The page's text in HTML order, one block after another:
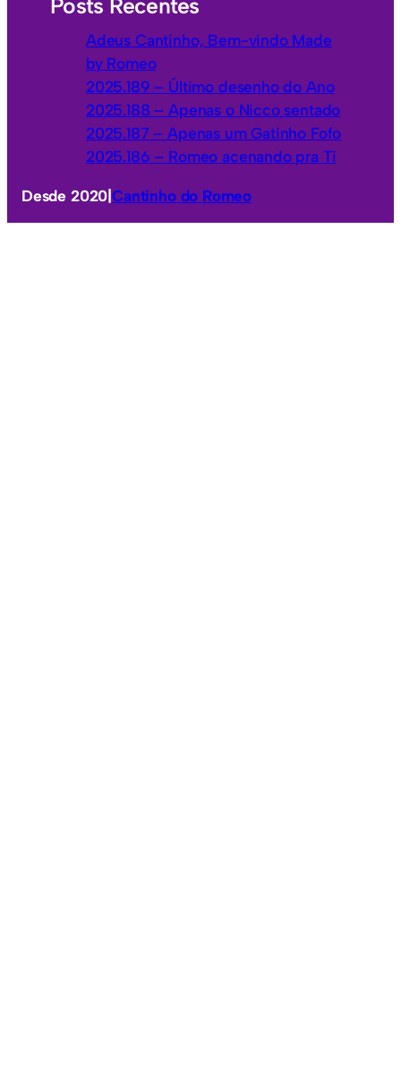
Posts Recentes
Adeus Cantinho, Bem-vindo Made
by Romeo
2025.189 – Último desenho do Ano
2025.188 – Apenas o Nicco sentado
2025.187 – Apenas um Gatinho Fofo
2025.186 – Romeo acenando pra Ti
Desde 2020|Cantinho do Romeo